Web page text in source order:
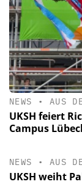
NEWS • AUS
UKSH feiert
Campus
NEWS • AUS
UKSH weiht